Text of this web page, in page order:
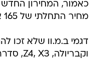
כאמור, המחירון
מחיר התחלתי של 165 אלף שקלים, הוזלה של 40 אלף שקלים.
וקבריולה, Z4, X3, סדרה 5 GT וסדרה 6.